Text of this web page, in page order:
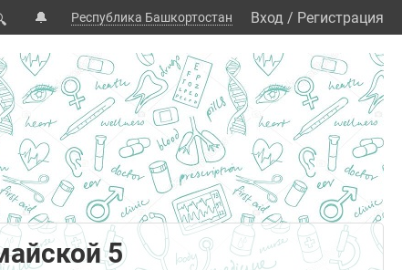
🔔 Республика Башкортостан Вход / Регистрация
5